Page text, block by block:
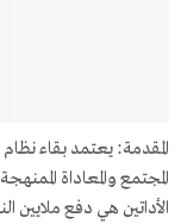
المقدمة: يعتمد بقاء نظام
المجتمع والمعاداة
الأداتين هي دفع ملايين